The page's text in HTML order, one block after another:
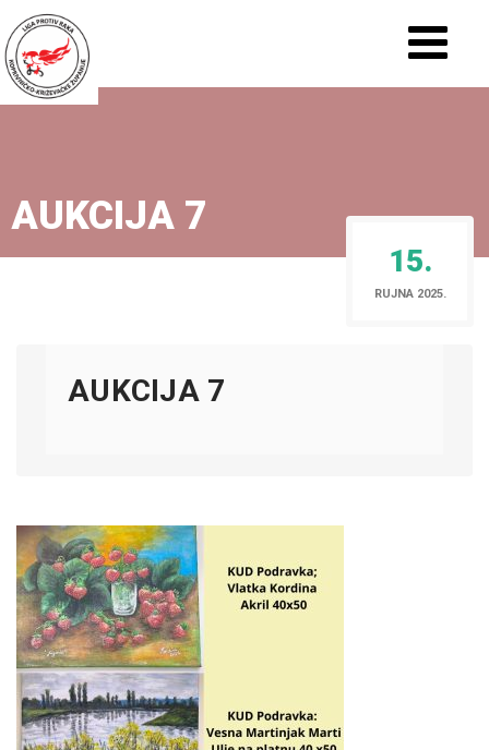
AUKCIJA 7
15.
RUJNA 2025.
AUKCIJA 7